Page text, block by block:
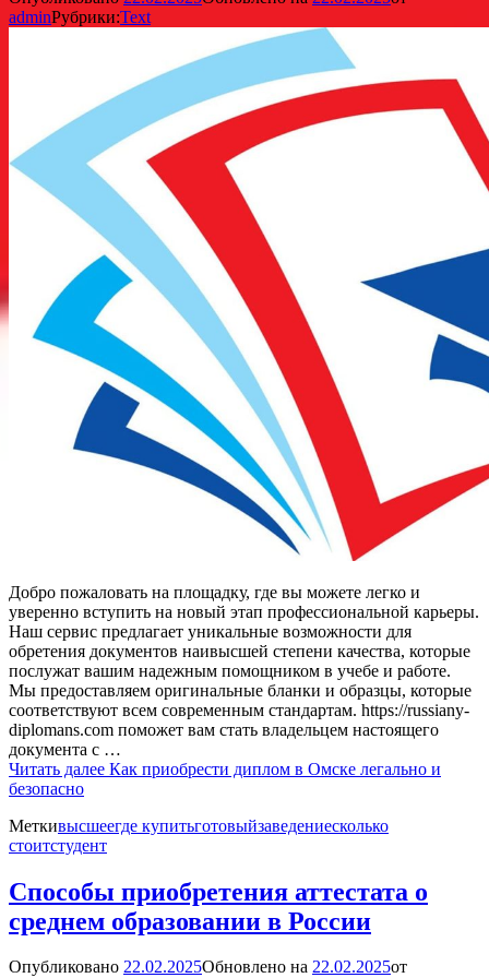
adminРубрики:Text
Добро пожаловать на площадку, где вы можете легко и
уверенно вступить на новый этап профессиональной карьеры.
Наш сервис предлагает уникальные возможности для
обретения документов наивысшей степени качества, которые
послужат вашим надежным помощником в учебе и работе.
Мы предоставляем оригинальные бланки и образцы, которые
соответствуют всем современным стандартам. https://russiany-
diplomans.com поможет вам стать владельцем настоящего
документа с …
Читать далее Как приобрести диплом в Омске легально и
безопасно
Меткивысшеегде купитьготовыйзаведениесколько
стоитстудент
Способы приобретения аттестата о
среднем образовании в России
Опубликовано 22.02.2025Обновлено на 22.02.2025от